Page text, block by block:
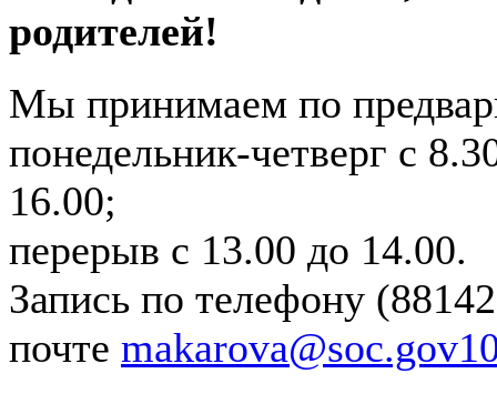
родителей!
Мы принимаем по
понедельник-четверг с
16.00;
перерыв с 13.00 до 14.00.
Запись по телефону
почте